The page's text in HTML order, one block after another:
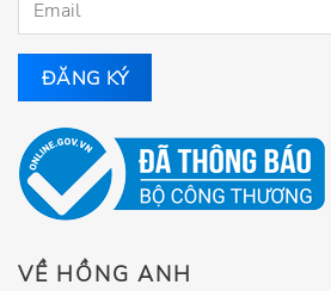
VỀ HỒNG ANH